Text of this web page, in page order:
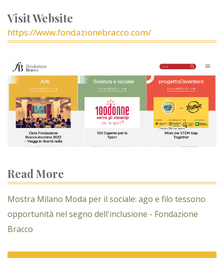
Visit Website
https://www.fondazionebracco.com/
Read More
Mostra Milano Moda per il sociale: ago e filo tessono
opportunità nel segno dell'inclusione - Fondazione
Bracco